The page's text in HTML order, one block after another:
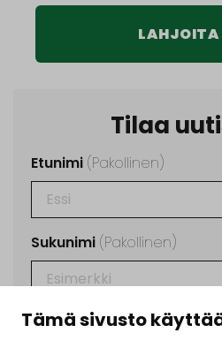
Tämä sivusto
Tilaa
Etunimi (Pakollinen)
Sukunimi (Pakollinen)
Sähköposti (Pakollinen)